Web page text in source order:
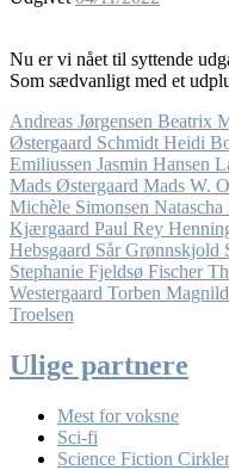
Nu er vi nået til syttende
Som sædvanligt med et
Andreas Jørgensen Beatrix
Østergaard Schmidt Heidi
Emiliussen Jasmin Hansen
Mads Østergaard Mads W.
Michèle Simonsen Natascha
Kjærgaard Paul Rey
Hebsgaard Sår Grønnskjold
Stephanie Fjeldsø Fischer
Westergaard Torben
Troelsen
Ulige partnere
Mest for voksne
Sci-fi
Science Fiction